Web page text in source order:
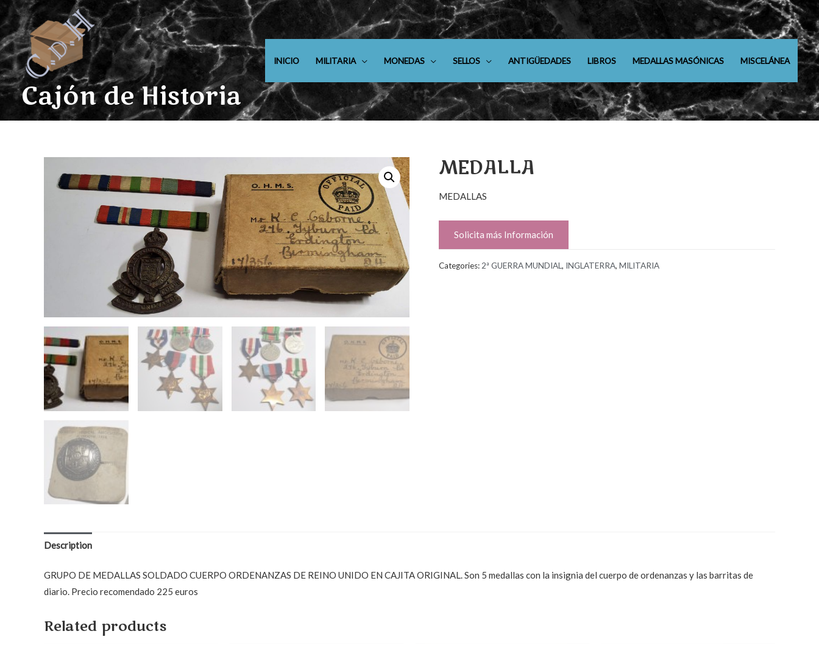
Ir
al
contenido
Cajón de Historia
INICIO MILITARIA MONEDAS SELLOS ANTIGÜEDADES LIBROS MEDALLAS MASÓNICAS MISCELÁNEA
MEDALLA
MEDALLAS
Solicita más Información
Categories: 2ª GUERRA MUNDIAL, INGLATERRA, MILITARIA
Description
GRUPO DE MEDALLAS SOLDADO CUERPO ORDENANZAS DE REINO UNIDO EN CAJITA ORIGINAL. Son 5 medallas con la insignia del cuerpo de ordenanzas y las barritas de
diario. Precio recomendado 225 euros
Related products